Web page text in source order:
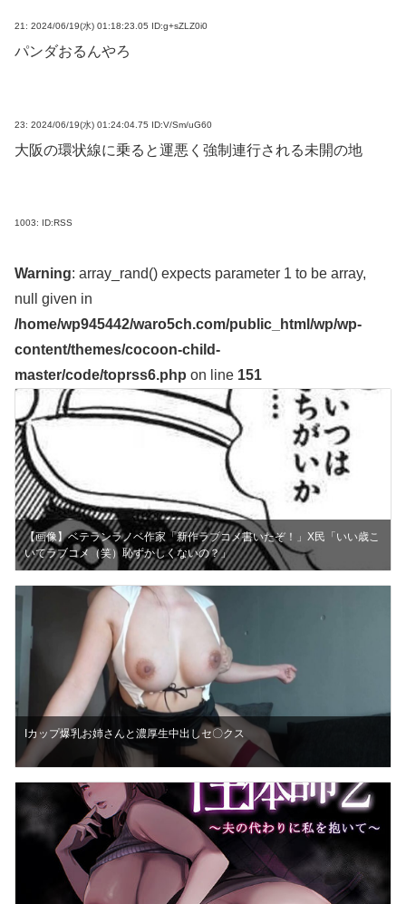
21: 2024/06/19(水) 01:18:23.05 ID:g+sZLZ0i0
パンダおるんやろ
23: 2024/06/19(水) 01:24:04.75 ID:V/Sm/uG60
大阪の環状線に乗ると運悪く強制連行される未開の地
1003: ID:RSS
Warning: array_rand() expects parameter 1 to be array,
null given in
/home/wp945442/waro5ch.com/public_html/wp/wp-
content/themes/cocoon-child-
master/code/toprss6.php on line 151
【画像】ベテランラノベ作家「新作ラブコメ書いたぞ！」X民「いい歳こ
いてラブコメ（笑）恥ずかしくないの？」
Iカップ爆乳お姉さんと濃厚生中出しセ〇クス